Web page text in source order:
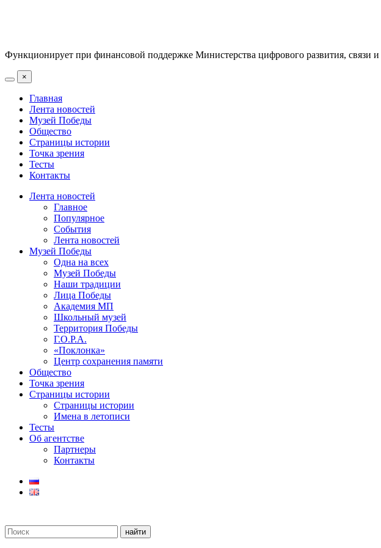
Функционирует при финансовой поддержке Министерства цифрового развития, связи
×
Главная
Лента новостей
Музей Победы
Общество
Страницы истории
Точка зрения
Тесты
Контакты
Лента новостей
Главное
Популярное
События
Лента новостей
Музей Победы
Одна на всех
Музей Победы
Наши традиции
Лица Победы
Академия МП
Школьный музей
Территория Победы
Г.О.Р.А.
«Поклонка»
Центр сохранения памяти
Общество
Точка зрения
Страницы истории
Страницы истории
Имена в летописи
Тесты
Об агентстве
Партнеры
Контакты